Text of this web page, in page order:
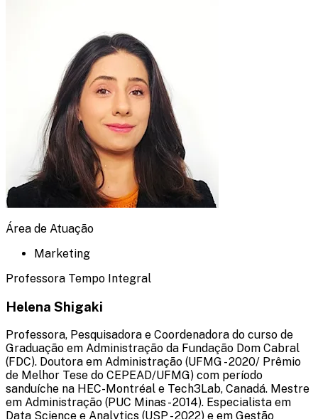
Área de Atuação
Marketing
Professora Tempo Integral
Helena Shigaki
Professora, Pesquisadora e Coordenadora do curso de
Graduação em Administração da Fundação Dom Cabral
(FDC). Doutora em Administração (UFMG - 2020/ Prêmio
de Melhor Tese do CEPEAD/UFMG) com período
sanduíche na HEC-Montréal e Tech3Lab, Canadá. Mestre
em Administração (PUC Minas - 2014). Especialista em
Data Science e Analytics (USP - 2022) e em Gestão